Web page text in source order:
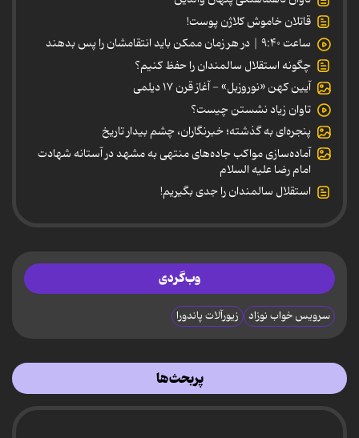
قاتلان خاموش کلاژن پوست!
ساعت ۹:۴۰ | در هر زمان ممکن باید انتقامشان را پس بدهند
چگونه استقلال سالمندان را حفظ کنیم؟
آیین کهن «نوروزبل» - آغاز قرن ۱۷ دیلمی
تاوان زیاد نشستن چیست؟
پنجره‌ای به گذشته؛ خبرنگاران، چشم بیدار تاریخ
آماده‌سازی مواکب جاده‌های منتهی به مشهد در آستانه شهادت
امام رضا علیه السلام
استقلال سالمندان را جدی بگیریم!
وب‌گردی
سرویس خواب نوزاد زیورآلات پاندورا
پربحث‌ها